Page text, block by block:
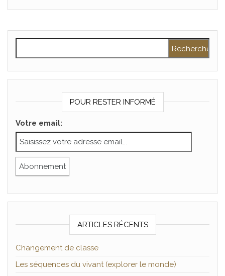
POUR RESTER INFORMÉ
Votre email:
ARTICLES RÉCENTS
Changement de classe
Les séquences du vivant (explorer le monde)